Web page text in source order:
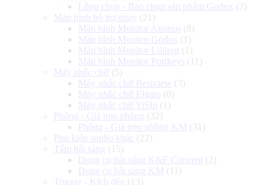
Lồng chụp - Bàn chụp sản phẩm Godox (2)
Màn hình hỗ trợ quay (21)
Màn hình Monitor Atomos (8)
Màn hình Monitor Godox (1)
Màn hình Monitor Lilliput (1)
Màn hình Monitor Portkeys (11)
Máy nhắc chữ (5)
Máy nhắc chữ Bestview (3)
Máy nhắc chữ Elgato (0)
Máy nhắc chữ YiShi
(1)
Phông - Giá treo phông (32)
Phông - Giá treo phông KM (31)
Phụ kiện studio khác (22)
Tấm hắt sáng (15)
Dụng cụ hắt sáng K&F Concept (2)
Dụng cụ hắt sáng KM (11)
Trigger - Kích đèn
(13)